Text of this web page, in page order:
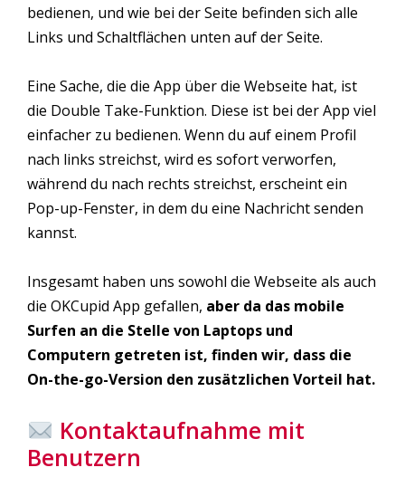
bedienen, und wie bei der Seite befinden sich alle
Links und Schaltflächen unten auf der Seite.
Eine Sache, die die App über die Webseite hat, ist
die Double Take-Funktion. Diese ist bei der App viel
einfacher zu bedienen. Wenn du auf einem Profil
nach links streichst, wird es sofort verworfen,
während du nach rechts streichst, erscheint ein
Pop-up-Fenster, in dem du eine Nachricht senden
kannst.
Insgesamt haben uns sowohl die Webseite als auch
die OKCupid App gefallen, aber da das mobile
Surfen an die Stelle von Laptops und
Computern getreten ist, finden wir, dass die
On-the-go-Version den zusätzlichen Vorteil hat.
Kontaktaufnahme mit
Benutzern